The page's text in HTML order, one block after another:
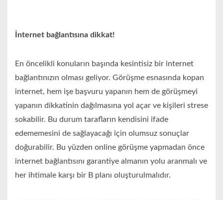
İnternet bağlantısına dikkat!
En öncelikli konuların başında kesintisiz bir internet
bağlantınızın olması geliyor. Görüşme esnasında kopan
internet, hem işe başvuru yapanın hem de görüşmeyi
yapanın dikkatinin dağılmasına yol açar ve kişileri strese
sokabilir. Bu durum tarafların kendisini ifade
edememesini de sağlayacağı için olumsuz sonuçlar
doğurabilir. Bu yüzden online görüşme yapmadan önce
internet bağlantısını garantiye almanın yolu aranmalı ve
her ihtimale karşı bir B planı oluşturulmalıdır.